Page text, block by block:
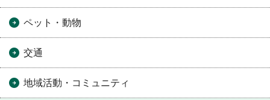
ペット・動物
交通
地域活動・コミュニティ